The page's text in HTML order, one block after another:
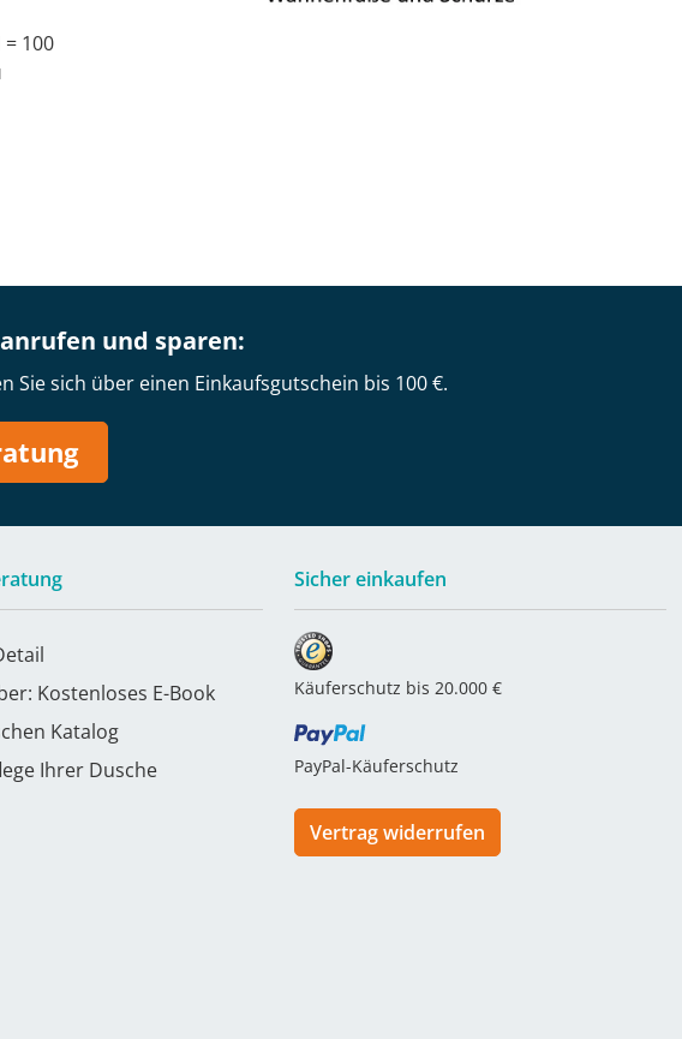
100
und sparen:
sich über einen Einkaufsgutschein bis 100 €.
Kostenloses E-Book
Katalog
Ihrer Dusche
Sicher einkaufen
Käuferschutz bis 20.000 €
PayPal-Käuferschutz
Vertrag widerrufen